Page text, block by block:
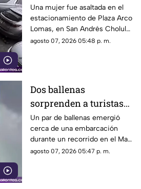
estacionamiento de
Plaza Arco Lomas
Una mujer fue asaltada en el
estacionamiento de Plaza Arco
Lomas, en San Andrés Cholula.
El ataque quedó registrado por
agosto 07, 2026 05:48 p. m.
Dos ballenas
sorprenden a turistas
durante avistamiento
en el Mar de Cortés
Un par de ballenas emergió
cerca de una embarcación
durante un recorrido en el Mar
de Cortés. El avistamiento fue
agosto 07, 2026 05:47 p. m.